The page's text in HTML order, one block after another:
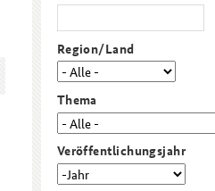
Region/Land
Thema
Veröffentlichungsjahr
Veröffentlichungsjahr
Jahr